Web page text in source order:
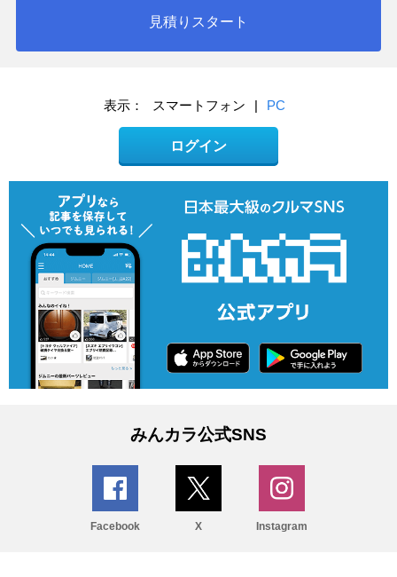
見積りスタート
表示： スマートフォン | PC
ログイン
みんカラ公式SNS
Facebook X Instagram